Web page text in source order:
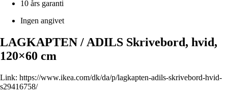
10 års garanti
Ingen angivet
LAGKAPTEN / ADILS Skrivebord, hvid,
120×60 cm
Link: https://www.ikea.com/dk/da/p/lagkapten-adils-skrivebord-hvid-
s29416758/